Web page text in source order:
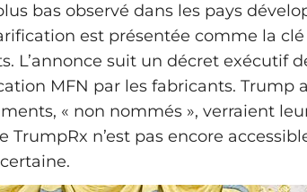
bas observé dans les pays
est présentée comme la clé
L’annonce suit un décret exécutif
MFN par les fabricants. Trump
« non nommés », verraient
TrumpRx n’est pas encore